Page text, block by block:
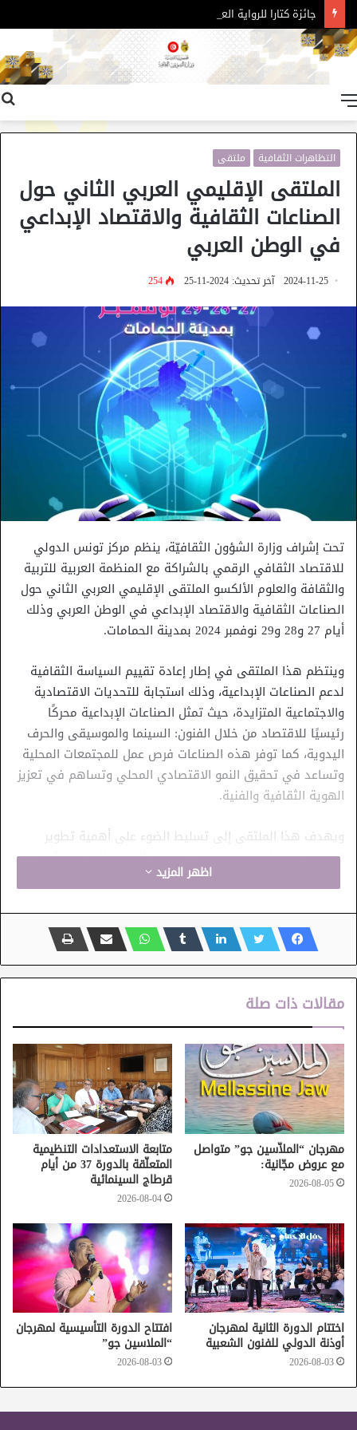
جائزة كتارا للرواية العربية – الدورة 11
التظاهرات الثقافية ملتقى
الملتقى الإقليمي العربي الثاني حول
الصناعات الثقافية والاقتصاد الإبداعي
في الوطن العربي
2024-11-25 آخر تحديث: 2024-11-25 254
تحت إشراف وزارة الشؤون الثقافيّة، ينظم مركز تونس الدولي
للاقتصاد الثقافي الرقمي بالشراكة مع المنظمة العربية للتربية
والثقافة والعلوم الألكسو الملتقى الإقليمي العربي الثاني حول
الصناعات الثقافية والاقتصاد الإبداعي في الوطن العربي وذلك
أيام 27 و28 و29 نوفمبر 2024 بمدينة الحمامات.
وينتظم هذا الملتقى في إطار إعادة تقييم السياسة الثقافية
لدعم الصناعات الإبداعية، وذلك استجابة للتحديات الاقتصادية
والاجتماعية المتزايدة، حيث تمثل الصناعات الإبداعية محركًا
رئيسيًا للاقتصاد من خلال الفنون: السينما والموسيقى والحرف
اليدوية، كما توفر هذه الصناعات فرص عمل للمجتمعات المحلية
وتساعد في تحقيق النمو الاقتصادي المحلي وتساهم في تعزيز
الهوية الثقافية والفنية.
ويهدف هذا الملتقى إلى تسليط الضوء على أهمية تطوير
الصناعات الإبداعية ودورها في تحقيق التنمية المستدامة في
الدول العربية، والتحديات والفرص التي تواجهها في
في السياسات الاقتصادية والاجتماعية والبيئية لتعزيز النمو
الشامل والمستدام في الوطن العربي.
المنظمة العربية للتربية والثقافة والعلوم "الالكسو"
مركز تونس الدولي للاقتصاد الثقافي الرقمي
اظهر المزيد
مقالات ذات صلة
مهرجان “الملاّسين جو” متواصل
مع عروض مجّانية:
2026-08-05
متابعة الاستعدادات التنظيمية
المتعلّقة بالدورة 37 من أيام
قرطاج السينمائية
2026-08-04
اختتام الدورة الثانية لمهرجان
أوذنة الدولي للفنون الشعبية
2026-08-03
افتتاح الدورة التأسيسية لمهرجان
“الملاسين جو”
2026-08-03